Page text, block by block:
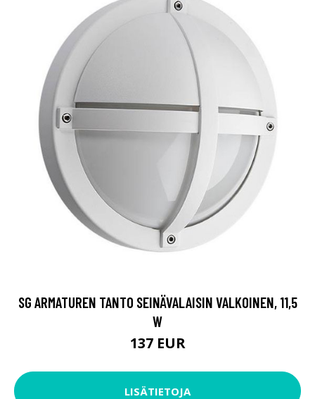
SG ARMATUREN TANTO SEINÄVALAISIN VALKOINEN, 11,5
W
137 EUR
LISÄTIETOJA